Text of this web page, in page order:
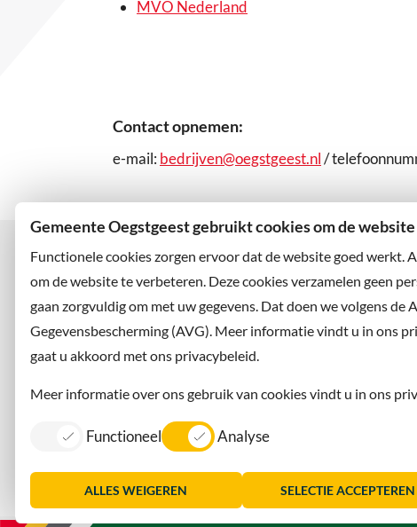
Gemeente Oegstgeest gebruikt cookies om de
Functionele cookies zorgen ervoor dat de website goed werkt.
om de website te verbeteren. Deze cookies verzamelen geen
gaan zorgvuldig om met uw gegevens. Dat doen we volgens de
Gegevensbescherming (AVG). Meer informatie vindt u in ons
gaat u akkoord met ons privacybeleid.
Meer informatie over ons gebruik van cookies vindt u in ons
Functioneel Analyse
ALLES WEIGEREN SELECTIE ACCEPTEREN
LijstConsent
MVO Nederland
Contact opnemen:
e-mail:bedrijven@oegstgeest.nl/
Bezoekadres
Rhijngeesterstraatweg 13
2342 AN Oegstgeest
Wilt u
Contact Information in English
Dorpsmarketing Oegstgeest